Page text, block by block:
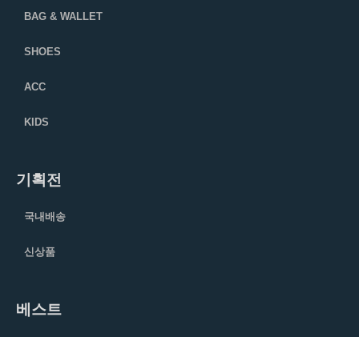
BAG & WALLET
SHOES
ACC
KIDS
기획전
국내배송
신상품
베스트